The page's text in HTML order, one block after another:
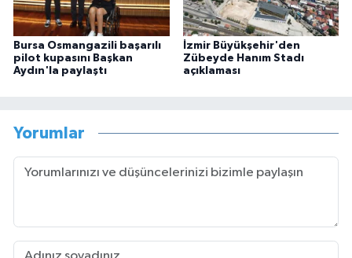
Bursa Osmangazili başarılı
pilot kupasını Başkan
Aydın'la paylaştı
İzmir Büyükşehir'den
Zübeyde Hanım Stadı
açıklaması
Yorumlar